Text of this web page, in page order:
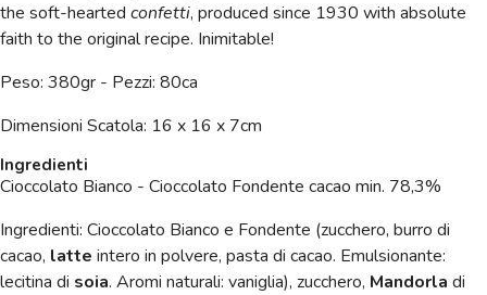
the soft-hearted confetti, produced since 1930 with absolute
faith to the original recipe. Inimitable!
Peso: 380gr - Pezzi: 80ca
Dimensioni Scatola: 16 x 16 x 7cm
Ingredienti
Cioccolato Bianco - Cioccolato Fondente cacao min. 78,3%
Ingredienti: Cioccolato Bianco e Fondente (zucchero, burro di
cacao, latte intero in polvere, pasta di cacao. Emulsionante:
lecitina di soia. Aromi naturali: vaniglia), zucchero, Mandorla di